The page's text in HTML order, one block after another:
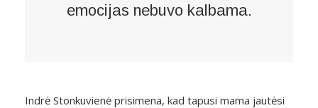
emocijas nebuvo kalbama.
Indrė Stonkuvienė prisimena, kad tapusi mama jautėsi